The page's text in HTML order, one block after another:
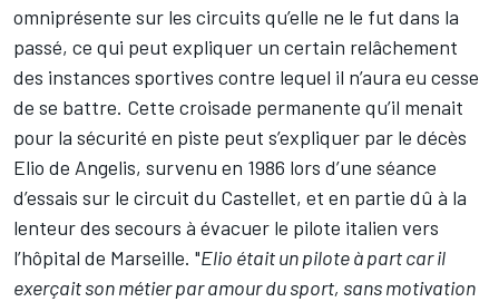
omniprésente sur les circuits qu’elle ne le fut dans la
passé, ce qui peut expliquer un certain relâchement
des instances sportives contre lequel il n’aura eu cesse
de se battre. Cette croisade permanente qu’il menait
pour la sécurité en piste peut s’expliquer par le décès
Elio de Angelis, survenu en 1986 lors d’une séance
d’essais sur le circuit du Castellet, et en partie dû à la
lenteur des secours à évacuer le pilote italien vers
l’hôpital de Marseille. "Elio était un pilote à part car il
exerçait son métier par amour du sport, sans motivation